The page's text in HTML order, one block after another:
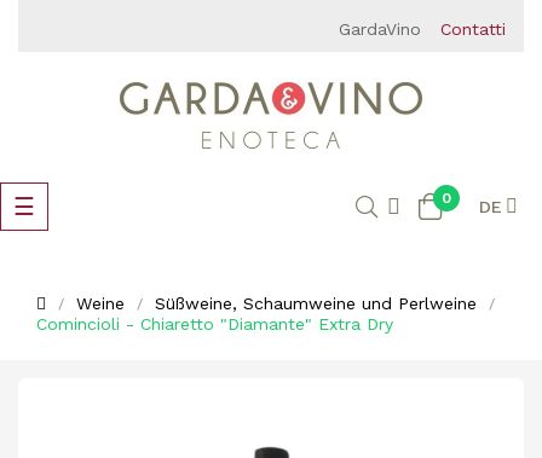
GardaVino Contatti
Umschalten
der
☰ 0 DE
Weine
Süßweine, Schaumweine und Perlweine
Comincioli - Chiaretto "Diamante" Extra Dry